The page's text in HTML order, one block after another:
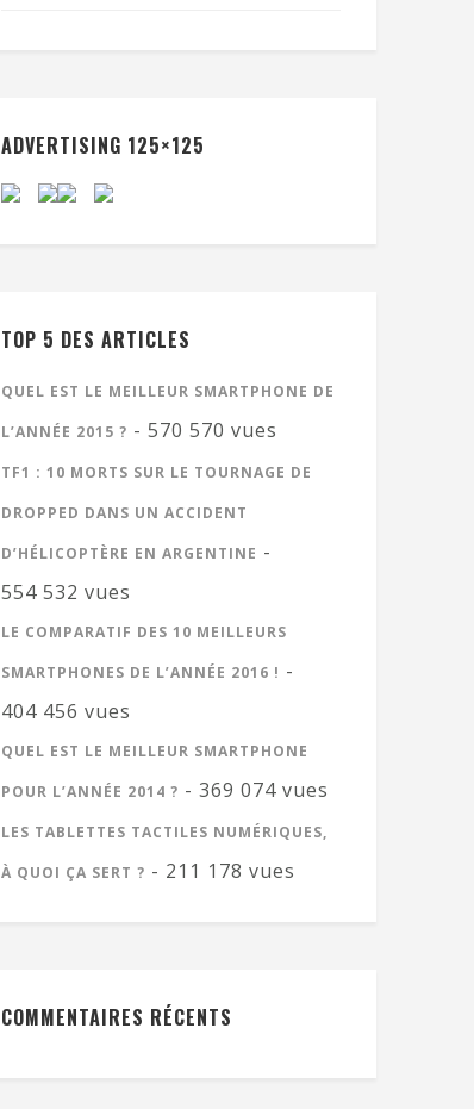
ADVERTISING 125×125
TOP 5 DES ARTICLES
QUEL EST LE MEILLEUR SMARTPHONE DE
L’ANNÉE 2015 ? - 570 570 vues
TF1 : 10 MORTS SUR LE TOURNAGE DE
DROPPED DANS UN ACCIDENT
D’HÉLICOPTÈRE EN ARGENTINE -
554 532 vues
LE COMPARATIF DES 10 MEILLEURS
SMARTPHONES DE L’ANNÉE 2016 ! -
404 456 vues
QUEL EST LE MEILLEUR SMARTPHONE
POUR L’ANNÉE 2014 ? - 369 074 vues
LES TABLETTES TACTILES NUMÉRIQUES,
À QUOI ÇA SERT ? - 211 178 vues
COMMENTAIRES RÉCENTS